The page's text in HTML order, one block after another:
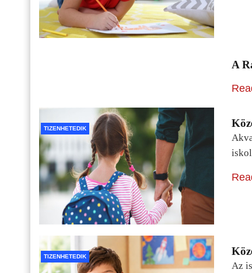
A
TIZENHETEDIK
TIZENHETEDIK
Az